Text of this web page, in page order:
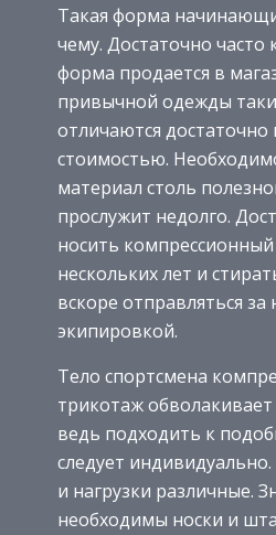
Такая форма
чему. Достаточно часто
форма продается в
привычной одежды
отличаются достаточно
стоимостью.
материал столь
прослужит недолго.
носить
нескольких лет и
вскоре отправляться за
экипировкой.
Тело спортсмена
трикотаж
ведь подходить к
следует
и нагрузки различные.
необходимы носки и